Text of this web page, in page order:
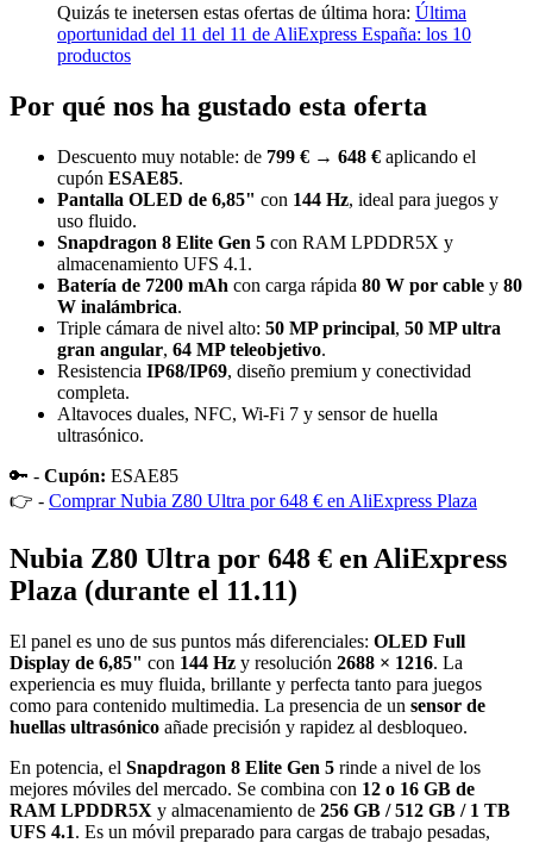
Quizás te inetersen estas ofertas de última hora: Última
oportunidad del 11 del 11 de AliExpress España: los 10
productos
Por qué nos ha gustado esta oferta
Descuento muy notable: de 799 € → 648 € aplicando el
cupón ESAE85.
Pantalla OLED de 6,85" con 144 Hz, ideal para juegos y
uso fluido.
Snapdragon 8 Elite Gen 5 con RAM LPDDR5X y
almacenamiento UFS 4.1.
Batería de 7200 mAh con carga rápida 80 W por cable y 80
W inalámbrica.
Triple cámara de nivel alto: 50 MP principal, 50 MP ultra
gran angular, 64 MP teleobjetivo.
Resistencia IP68/IP69, diseño premium y conectividad
completa.
Altavoces duales, NFC, Wi-Fi 7 y sensor de huella
ultrasónico.
🔑 - Cupón: ESAE85
👉 - Comprar Nubia Z80 Ultra por 648 € en AliExpress Plaza
Nubia Z80 Ultra por 648 € en AliExpress
Plaza (durante el 11.11)
El panel es uno de sus puntos más diferenciales: OLED Full
Display de 6,85" con 144 Hz y resolución 2688 × 1216. La
experiencia es muy fluida, brillante y perfecta tanto para juegos
como para contenido multimedia. La presencia de un sensor de
huellas ultrasónico añade precisión y rapidez al desbloqueo.
En potencia, el Snapdragon 8 Elite Gen 5 rinde a nivel de los
mejores móviles del mercado. Se combina con 12 o 16 GB de
RAM LPDDR5X y almacenamiento de 256 GB / 512 GB / 1 TB
UFS 4.1. Es un móvil preparado para cargas de trabajo pesadas,